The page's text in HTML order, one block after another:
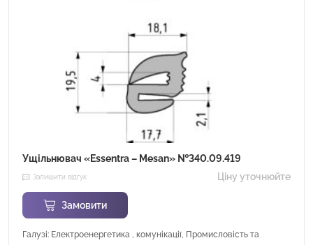
Ущільнювач «Essentra – Mesan» №340.09.419
Залишити відгук Ціну уточнюйте
Замовити
Галузі: Електроенергетика , комунікації, Промисловість та